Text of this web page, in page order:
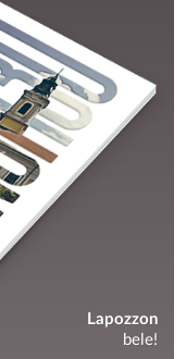
Lapozzon
bele!